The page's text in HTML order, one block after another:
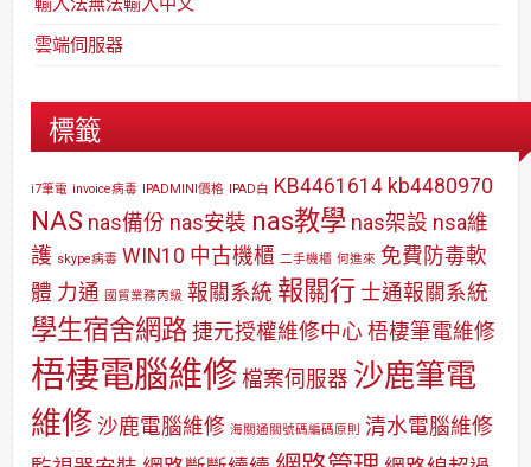
雲端伺服器
標籤
i7筆電 invoice病毒 IPADMINI價格 IPAD白 KB4461614 kb4480970
NAS nas備份 nas安裝 nas教學 nas架設 nsa維
護 skype病毒 WIN10 中古機櫃 二手機櫃 何進來 免費防毒軟
體 力通 國貿業務丙級 報關系統 報關行 士通報關系統
學生宿舍網路 捷元授權維修中心 梧棲筆電維修
梧棲電腦維修 檔案伺服器 沙鹿筆電
維修 沙鹿電腦維修 海關通關號碼編碼原則 清水電腦維修